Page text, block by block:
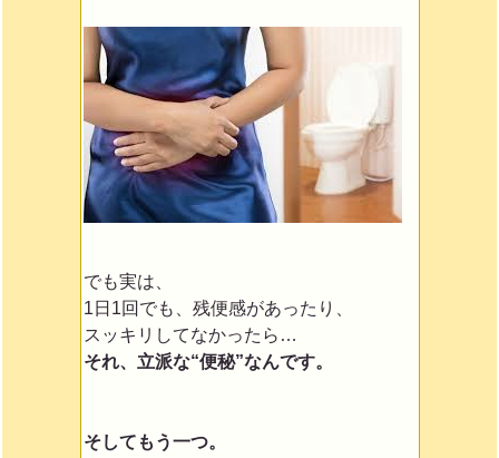
でも実は、
1日1回でも、残便感があったり、
スッキリしてなかったら…
それ、立派な“便秘”なんです。
そしてもう一つ。